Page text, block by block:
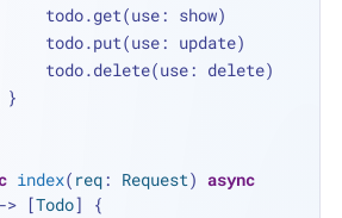
            todo.get(use: show)
            todo.put(use: update)
            todo.delete(use: delete)
        }
index( req: Request) async
-> [Todo] {